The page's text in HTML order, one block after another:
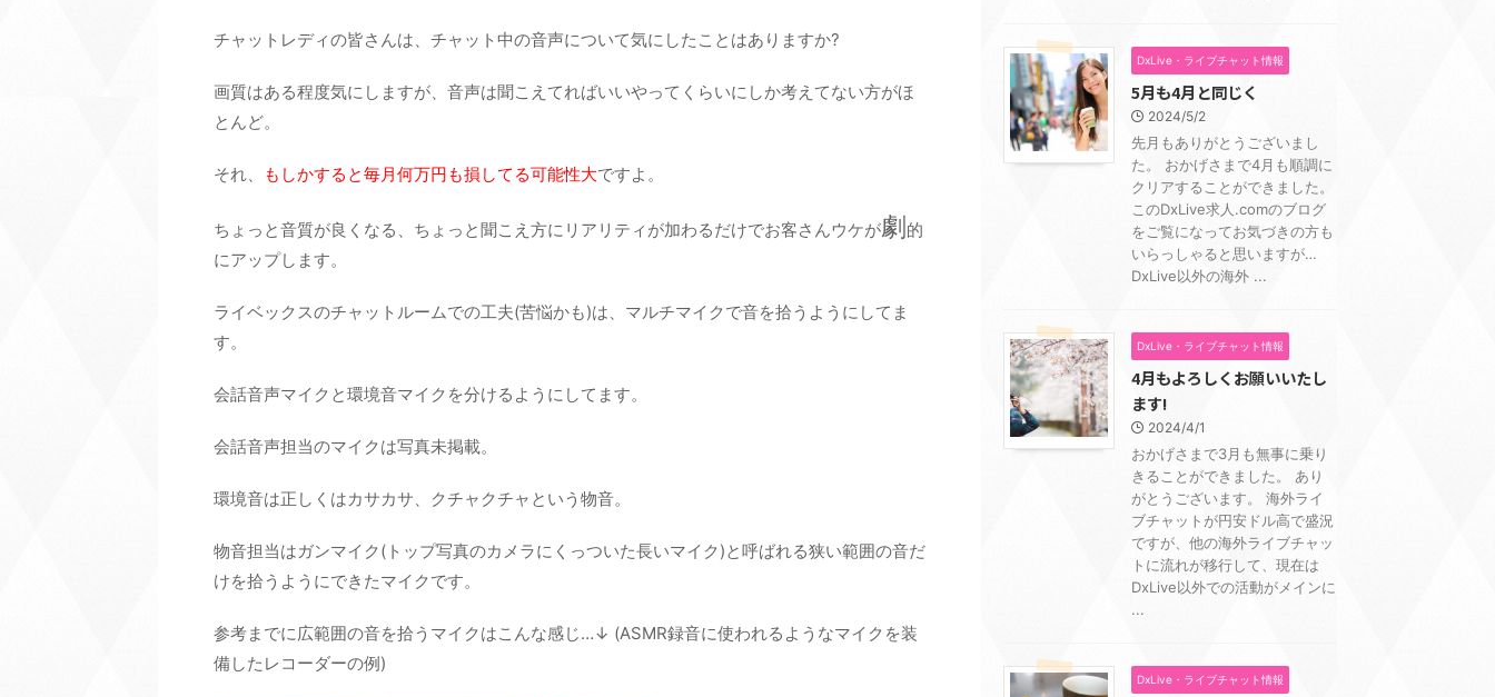
チャットレディの皆さんは、チャット中の音声について気にしたことはありますか?
画質はある程度気にしますが、音声は聞こえてればいいやってくらいにしか考えてない方がほ
とんど。
それ、 もしかすると毎月何万円も損してる可能性大ですよ。
ちょっと音質が良くなる、ちょっと聞こえ方にリアリティが加わるだけでお客さんウケが劇的
にアップします。
ライベックスのチャットルームでの工夫(苦悩かも)は、マルチマイクで音を拾うようにしてま
す。
会話音声マイクと環境音マイクを分けるようにしてます。
会話音声担当のマイクは写真未掲載。
環境音は正しくはカサカサ、クチャクチャという物音。
物音担当はガンマイク(トップ写真のカメラにくっついた長いマイク)と呼ばれる狭い範囲の音だ
けを拾うようにできたマイクです。
参考までに広範囲の音を拾うマイクはこんな感じ…↓ (ASMR録音に使われるようなマイクを装
備したレコーダーの例)
DxLive・ライブチャット情報
5月も4月と同じく
2024/5/2
先月もありがとうございまし
た。 おかげさまで4月も順調に
クリアすることができました。
このDxLive求人.comのブログ
をご覧になってお気づきの方も
いらっしゃると思いますが…
DxLive以外の海外 ...
DxLive・ライブチャット情報
4月もよろしくお願いいたし
ます!
2024/4/1
おかげさまで3月も無事に乗り
きることができました。 あり
がとうございます。 海外ライ
ブチャットが円安ドル高で盛況
ですが、他の海外ライブチャッ
トに流れが移行して、現在は
DxLive以外での活動がメインに
...
DxLive・ライブチャット情報